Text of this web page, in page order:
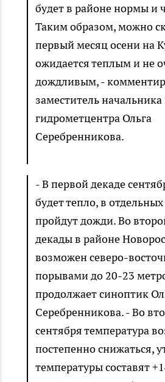
будет в районе нормы и
Таким образом, можно
первый месяц осени на
ожидается теплым и не
дождливым, -
заместитель начальника
гидрометцентра Ольга
Серебренникова.
- В первой декаде
будет тепло, в
пройдут дожди. Во
декады в районе
возможен северо-
порывами до 20-23
продолжает синоптик
Серебренникова. - Во
сентября температура
постепенно снижаться,
температуры составят